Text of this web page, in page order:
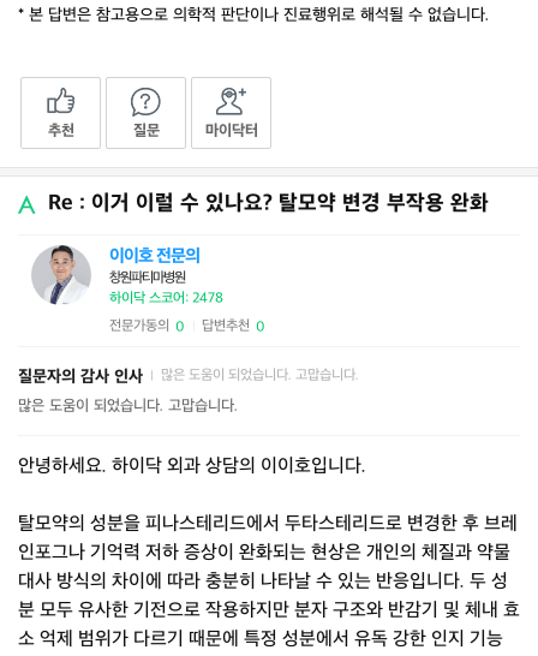
* 본 답변은 참고용으로 의학적 판단이나 진료행위로 해석될 수 없습니다.
추천 질문 마이닥터
Re : 이거 이럴 수 있나요? 탈모약 변경 부작용 완화
이이호 전문의
창원파티마병원
하이닥 스코어: 2478
전문가동의 0 답변추천 0
질문자의 감사 인사 많은 도움이 되었습니다. 고맙습니다.
많은 도움이 되었습니다. 고맙습니다.
안녕하세요. 하이닥 외과 상담의 이이호입니다.
탈모약의 성분을 피나스테리드에서 두타스테리드로 변경한 후 브레
인포그나 기억력 저하 증상이 완화되는 현상은 개인의 체질과 약물
대사 방식의 차이에 따라 충분히 나타날 수 있는 반응입니다. 두 성
분 모두 유사한 기전으로 작용하지만 분자 구조와 반감기 및 체내 효
소 억제 범위가 다르기 때문에 특정 성분에서 유독 강한 인지 기능